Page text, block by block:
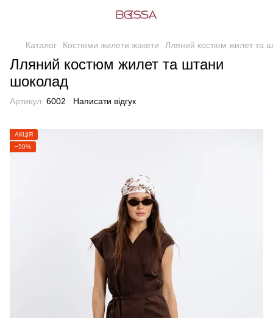
Каталог Костюми жилети жакети Лляний костюм жилет та
Лляний костюм жилет та штани
шоколад
Артикул: 6002 Написати відгук
АКЦІЯ
−50%